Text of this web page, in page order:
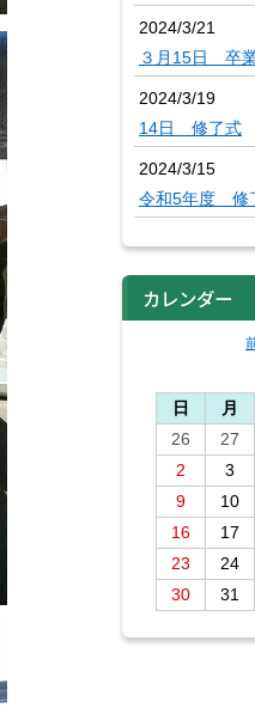
2024/3/21
３月15日 卒
2024/3/19
14日 修了式
2024/3/15
令和5年度 修
カレンダー
日 月
26
27
2
3
9
10
16
17
23
24
30
31